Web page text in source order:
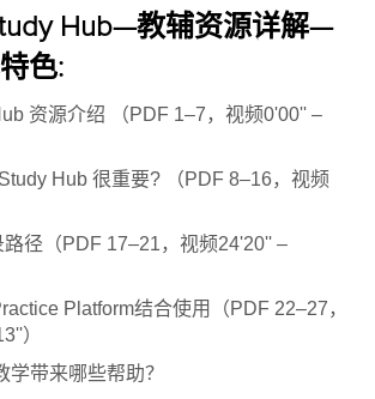
Hub—教辅资源详解—
色:
资源介绍 （PDF 1–7，视频0'00'' –
Hub 很重要? （PDF 8–16，视频
径（PDF 17–21，视频24'20'' –
Platform结合使用（PDF 22–27，
）
学带来哪些帮助？